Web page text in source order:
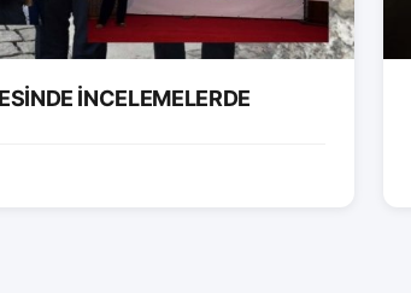
İNCELEMELERDE